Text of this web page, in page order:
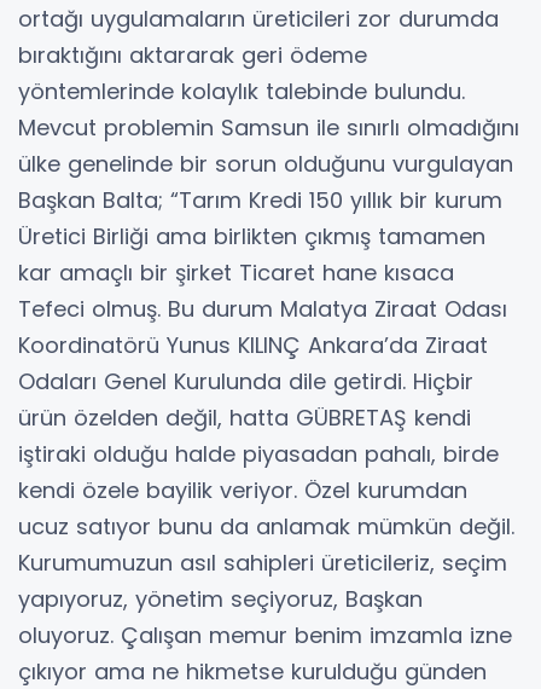
ortağı uygulamaların üreticileri zor durumda
bıraktığını aktararak geri ödeme
yöntemlerinde kolaylık talebinde bulundu.
Mevcut problemin Samsun ile sınırlı olmadığını
ülke genelinde bir sorun olduğunu vurgulayan
Başkan Balta; “Tarım Kredi 150 yıllık bir kurum
Üretici Birliği ama birlikten çıkmış tamamen
kar amaçlı bir şirket Ticaret hane kısaca
Tefeci olmuş. Bu durum Malatya Ziraat Odası
Koordinatörü Yunus KILINÇ Ankara’da Ziraat
Odaları Genel Kurulunda dile getirdi. Hiçbir
ürün özelden değil, hatta GÜBRETAŞ kendi
iştiraki olduğu halde piyasadan pahalı, birde
kendi özele bayilik veriyor. Özel kurumdan
ucuz satıyor bunu da anlamak mümkün değil.
Kurumumuzun asıl sahipleri üreticileriz, seçim
yapıyoruz, yönetim seçiyoruz, Başkan
oluyoruz. Çalışan memur benim imzamla izne
çıkıyor ama ne hikmetse kurulduğu günden